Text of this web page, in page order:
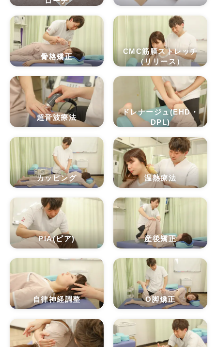
骨格矯正
CMC筋膜ストレッチ
（リリース）
超音波療法
ドレナージュ(EHD・
DPL)
カッピング 温熱療法
PIA(ピア) 産後矯正
自律神経調整 O脚矯正